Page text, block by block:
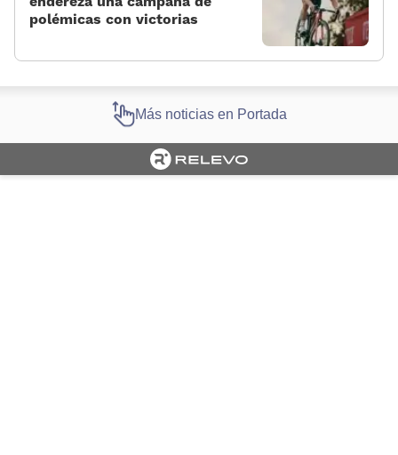
polémicas con victorias
Más noticias en Portada